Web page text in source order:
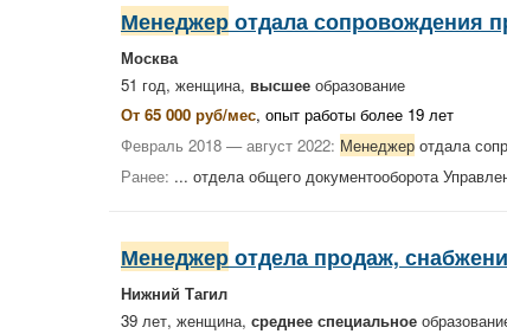
Менеджер отдала сопровождения
Москва
51 год, женщина, высшее образование
От 65 000 руб/мес, опыт работы более 19 лет
Февраль 2018 — август 2022: Менеджер отдала
Ранее: ... отдела общего документооборота
Менеджер отдела продаж,
Нижний Тагил
39 лет, женщина, среднее специальное